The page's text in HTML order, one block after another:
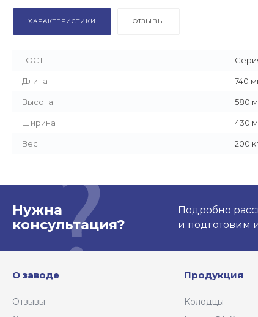
ХАРАКТЕРИСТИКИ ОТЗЫВЫ
ГОСТ
Длина 740
Высота 580
Ширина 430
Вес 200
Нужна
консультация?
Подробно
и подготовим
О заводе
Отзывы
Продукция
Колодцы